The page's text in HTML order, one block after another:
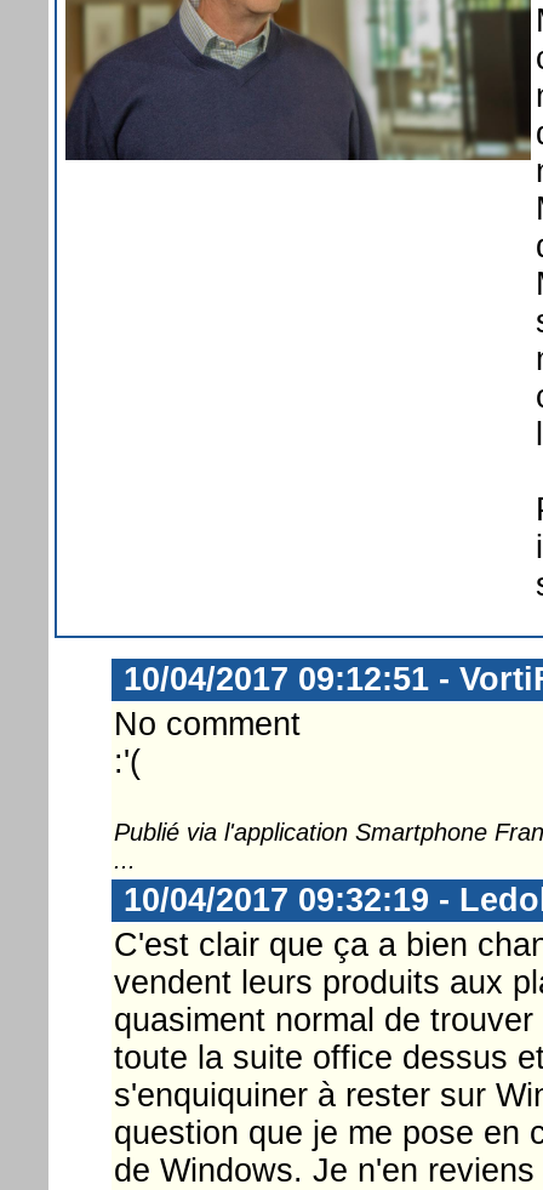
10/04/2017 09:12:51 -
No comment
:'(
Publié via l'application Smartphone
...
10/04/2017 09:32:19 -
C'est clair que ça a bien
vendent leurs produits aux
quasiment normal de
toute la suite office dessus
s'enquiquiner à rester sur
question que je me pose en
de Windows. Je n'en